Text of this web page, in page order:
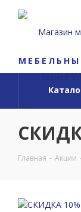
Главная - Акции -